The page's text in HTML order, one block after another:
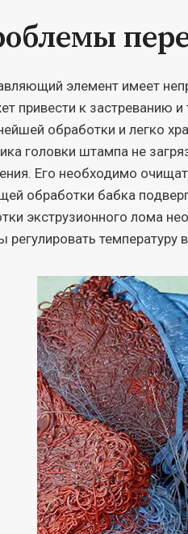
элемент имеет
привести к застреванию
обработки и легко
головки штампа не
Его необходимо
обработки бабка
экструзионного лома
регулировать